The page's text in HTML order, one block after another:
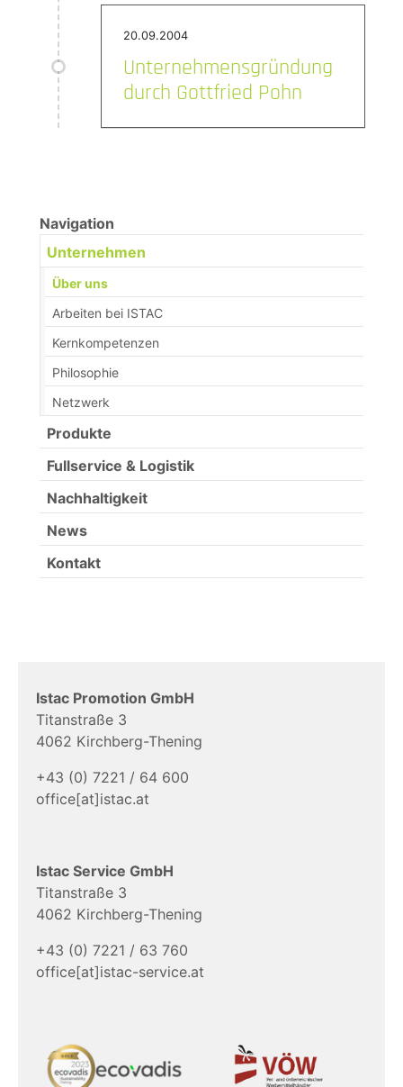
20.09.2004
Unternehmensgründung
durch Gottfried Pohn
Navigation
Unternehmen
Über uns(current)
Arbeiten bei ISTAC
Kernkompetenzen
Philosophie
Netzwerk
Produkte
Fullservice & Logistik
Nachhaltigkeit
News
Kontakt
Istac Promotion GmbH
Titanstraße 3
4062 Kirchberg-Thening
+43 (0) 7221 / 64 600
office[at]istac.at
Istac Service GmbH
Titanstraße 3
4062 Kirchberg-Thening
+43 (0) 7221 / 63 760
office[at]istac-service.at